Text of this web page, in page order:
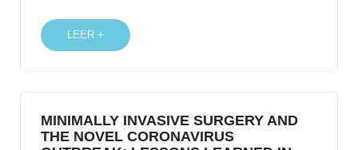
LEER +
MINIMALLY INVASIVE SURGERY AND
THE NOVEL CORONAVIRUS